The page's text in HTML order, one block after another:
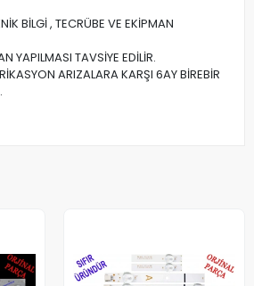
BİLGİ , TECRÜBE VE EKİPMAN
YAPILMASI TAVSİYE EDİLİR.
ARIZALARA KARŞI 6AY BİREBİR